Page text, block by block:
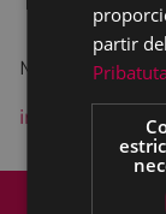
MPC -
información
partir